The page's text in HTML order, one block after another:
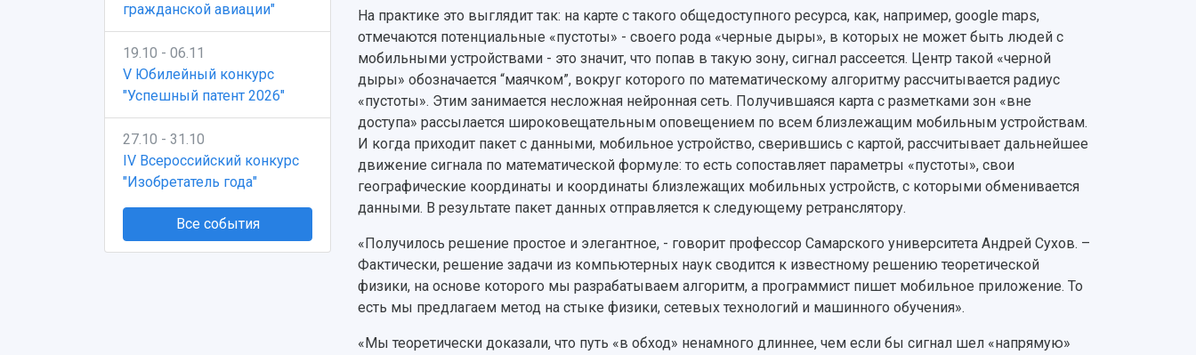
гражданской авиации"
19.10 - 06.11
V Юбилейный конкурс
"Успешный патент 2026"
27.10 - 31.10
IV Всероссийский конкурс
"Изобретатель года"
Все события
На практике это выглядит так: на карте с такого общедоступного ресурса, как, например, google maps,
отмечаются потенциальные «пустоты» - своего рода «черные дыры», в которых не может быть людей с
мобильными устройствами - это значит, что попав в такую зону, сигнал рассеется. Центр такой «черной
дыры» обозначается “маячком”, вокруг которого по математическому алгоритму рассчитывается радиус
«пустоты». Этим занимается несложная нейронная сеть. Получившаяся карта с разметками зон «вне
доступа» рассылается широковещательным оповещением по всем близлежащим мобильным устройствам.
И когда приходит пакет с данными, мобильное устройство, сверившись с картой, рассчитывает дальнейшее
движение сигнала по математической формуле: то есть сопоставляет параметры «пустоты», свои
географические координаты и координаты близлежащих мобильных устройств, с которыми обменивается
данными. В результате пакет данных отправляется к следующему ретранслятору.
«Получилось решение простое и элегантное, - говорит профессор Самарского университета Андрей Сухов. –
Фактически, решение задачи из компьютерных наук сводится к известному решению теоретической
физики, на основе которого мы разрабатываем алгоритм, а программист пишет мобильное приложение. То
есть мы предлагаем метод на стыке физики, сетевых технологий и машинного обучения».
«Мы теоретически доказали, что путь «в обход» ненамного длиннее, чем если бы сигнал шел «напрямую»